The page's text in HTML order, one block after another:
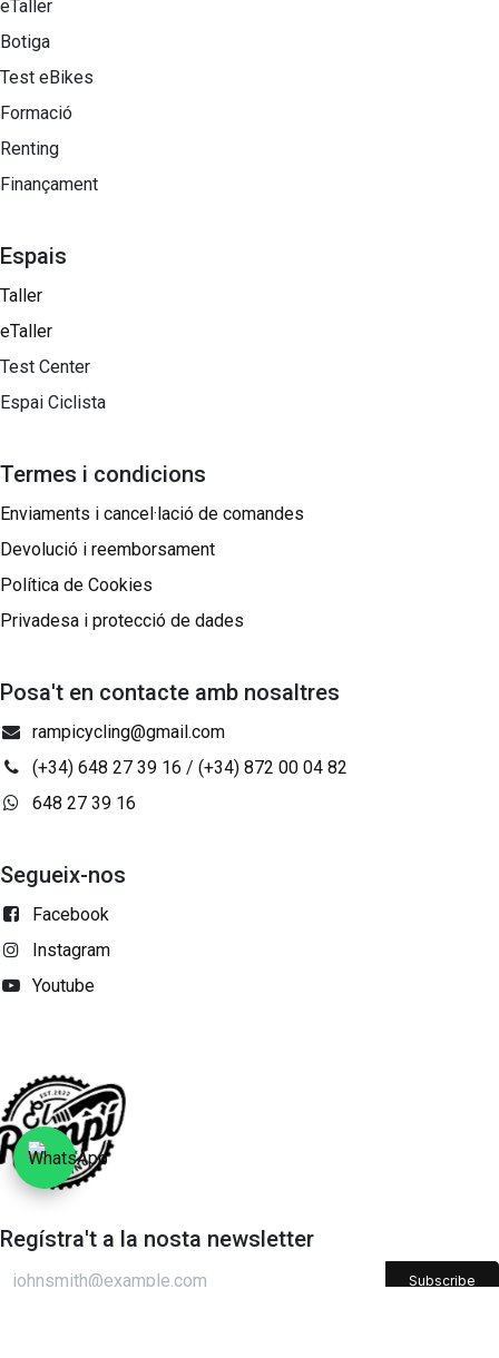
eTaller
Botiga
Test eBikes
Formació
Renting
Finançament
Espais
Taller
eTaller
Test Center
Espai Ciclista
Termes i condicions
Enviaments i cancel·lació de comandes
Devolució i reemborsament
Política de Cookies
Privadesa i protecció de dades
Posa't en contacte amb nosaltres
rampicycling@gmail.com
(+34) 648 27 39 16 / (+34) 872 00 04 82
648 27 39 16
Segueix-nos
Facebook
Instagram
Youtube
Regístra't a la nosta newsletter
Subscribe